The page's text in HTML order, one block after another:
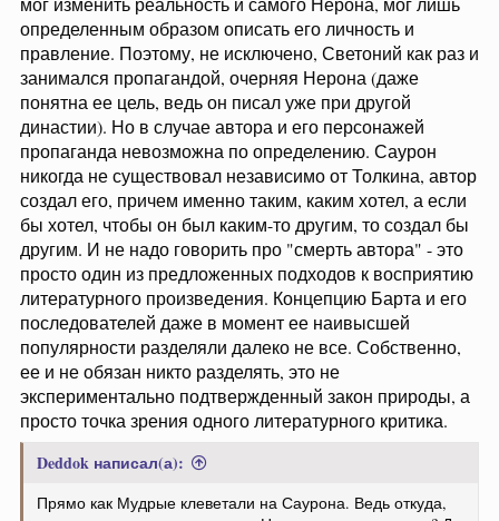
определенным образом описать его личность и
правление. Поэтому, не исключено, Светоний как раз и
занимался пропагандой, очерняя Нерона (даже
понятна ее цель, ведь он писал уже при другой
династии). Но в случае автора и его персонажей
пропаганда невозможна по определению. Саурон
никогда не существовал независимо от Толкина, автор
создал его, причем именно таким, каким хотел, а если
бы хотел, чтобы он был каким-то другим, то создал бы
другим. И не надо говорить про "смерть автора" - это
просто один из предложенных подходов к восприятию
литературного произведения. Концепцию Барта и его
последователей даже в момент ее наивысшей
популярности разделяли далеко не все. Собственно,
ее и не обязан никто разделять, это не
экспериментально подтвержденный закон природы, а
просто точка зрения одного литературного критика.
Deddok написал(а):
Прямо как Мудрые клеветали на Саурона. Ведь откуда,